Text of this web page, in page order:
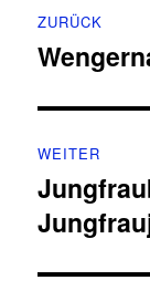
ZURÜCK
Vorheriger
WEITER
Nächster
Beitrag: